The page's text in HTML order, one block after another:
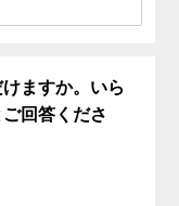
ますか。いら
回答くださ